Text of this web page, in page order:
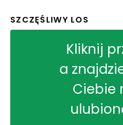
SZCZĘŚLIWY LOS
Kliknij
a
Ciebie